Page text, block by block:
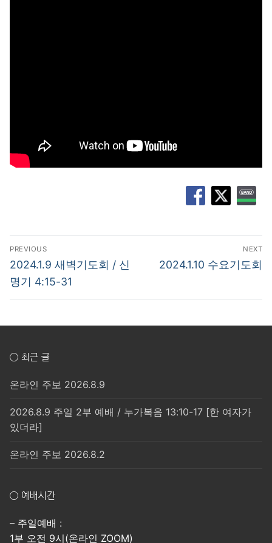
글
탐
색
PREVIOUS
Previous
post:
2024.1.9 새벽기도회 / 신
명기 4:15-31
NEXT
Next
2024.1.10 수요기도회
○ 최근 글
온라인 주보 2026.8.9
2026.8.9 주일 2부 예배 / 누가복음 13:10-17 [한 여자가
있더라]
온라인 주보 2026.8.2
○ 예배시간
– 주일예배 :
1부 오전 9시(온라인 ZOOM)